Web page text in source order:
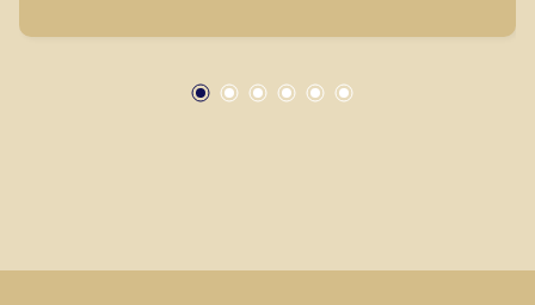
Marcos Antonio Ferreira
(16) 99137-0754